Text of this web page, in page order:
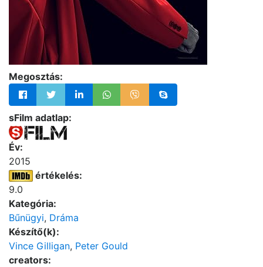
Megosztás:
sFilm adatlap:
Év:
2015
értékelés:
9.0
Kategória:
Bűnügyi, Dráma
Készítő(k):
Vince Gilligan, Peter Gould
creators: